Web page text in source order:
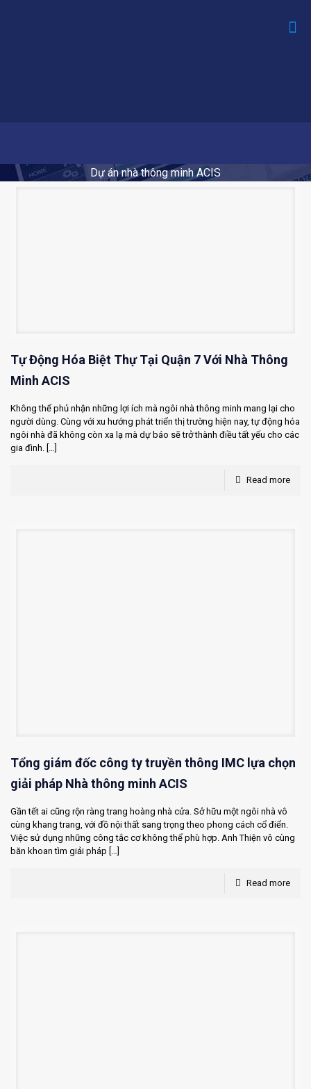
Dự án nhà thông minh ACIS
Tự Động Hóa Biệt Thự Tại Quận 7 Với Nhà Thông
Minh ACIS
Không thể phủ nhận những lợi ích mà ngôi nhà thông minh mang lại cho
người dùng. Cùng với xu hướng phát triển thị trường hiện nay, tự động hóa
ngôi nhà đã không còn xa lạ mà dự báo sẽ trở thành điều tất yếu cho các
gia đình. […]
Read more
Tổng giám đốc công ty truyền thông IMC lựa chọn
giải pháp Nhà thông minh ACIS
Gần tết ai cũng rộn ràng trang hoàng nhà cửa. Sở hữu một ngôi nhà vô
cùng khang trang, với đồ nội thất sang trọng theo phong cách cổ điển.
Việc sử dụng những công tắc cơ không thể phù hợp. Anh Thiện vô cùng
băn khoan tìm giải pháp […]
Read more